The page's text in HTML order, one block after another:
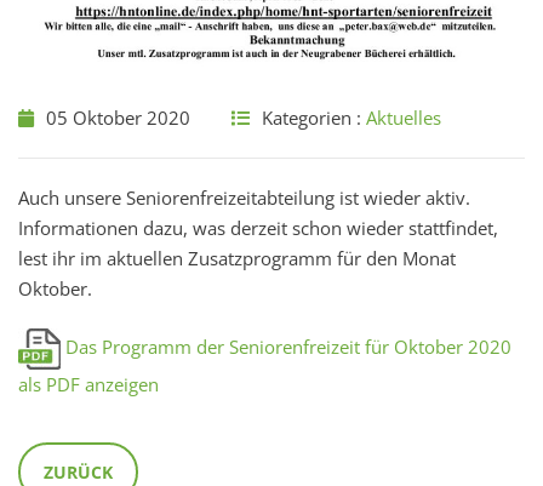
05 Oktober 2020 Kategorien : Aktuelles
Auch unsere Seniorenfreizeitabteilung ist wieder aktiv.
Informationen dazu, was derzeit schon wieder stattfindet,
lest ihr im aktuellen Zusatzprogramm für den Monat
Oktober.
Das Programm der Seniorenfreizeit für Oktober 2020
als PDF anzeigen
ZURÜCK